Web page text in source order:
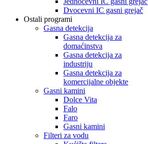
Dvocevni IC gasni grejač
Ostali programi
Gasna detekcija
Gasna detekcija za
domaćinstva
Gasna detekcija za
industriju
Gasna detekcija za
komercijalne objekte
Gasni kamini
Dolce Vita
Falo
Faro
Gasni kamini
Filteri za vodu